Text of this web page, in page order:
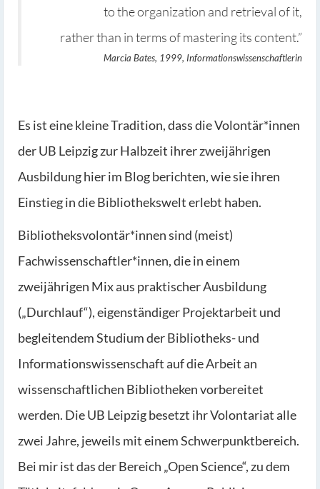
to the organization and retrieval of it,
rather than in terms of mastering its content.”
Marcia Bates, 1999, Informationswissenschaftlerin
Es ist eine kleine Tradition, dass die Volontär*innen
der UB Leipzig zur Halbzeit ihrer zweijährigen
Ausbildung hier im Blog berichten, wie sie ihren
Einstieg in die Bibliothekswelt erlebt haben.
Bibliotheksvolontär*innen sind (meist)
Fachwissenschaftler*innen, die in einem
zweijährigen Mix aus praktischer Ausbildung
(„Durchlauf“), eigenständiger Projektarbeit und
begleitendem Studium der Bibliotheks- und
Informationswissenschaft auf die Arbeit an
wissenschaftlichen Bibliotheken vorbereitet
werden. Die UB Leipzig besetzt ihr Volontariat alle
zwei Jahre, jeweils mit einem Schwerpunktbereich.
Bei mir ist das der Bereich „Open Science“, zu dem